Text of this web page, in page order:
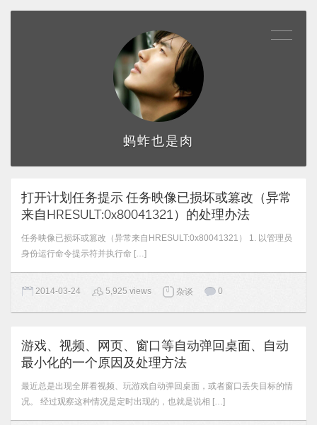
蚂蚱也是肉
打开计划任务提示 任务映像已损坏或篡改（异常
来自HRESULT:0x80041321）的处理办法
任务映像已损坏或篡改（异常来自HRESULT:0x80041321） 1. 以管理员
身份运行命令提示符并执行命 […]
2014-03-24 5,925 views 杂谈 0
游戏、视频、网页、窗口等自动弹回桌面、自动
最小化的一个原因及处理方法
最近总是出现全屏看视频、玩游戏自动弹回桌面，或者窗口丢失目标的情
况。 经过观察这种情况是定时出现的，也就是说相 […]